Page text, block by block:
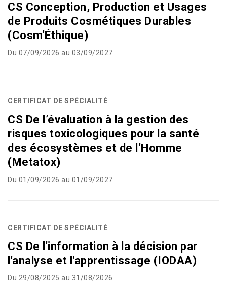
CS Conception, Production et Usages
de Produits Cosmétiques Durables
(Cosm'Éthique)
Du 07/09/2026 au 03/09/2027
CERTIFICAT DE SPÉCIALITÉ
CS De l’évaluation à la gestion des
risques toxicologiques pour la santé
des écosystèmes et de l’Homme
(Metatox)
Du 01/09/2026 au 01/09/2027
CERTIFICAT DE SPÉCIALITÉ
CS De l'information à la décision par
l'analyse et l'apprentissage (IODAA)
Du 29/08/2025 au 31/08/2026